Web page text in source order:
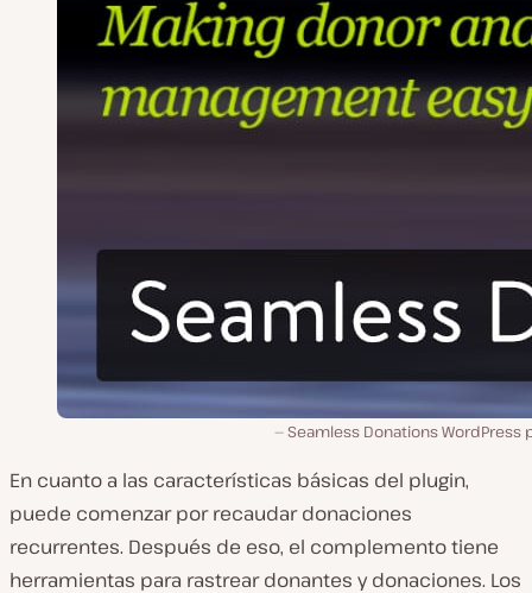
Seamless Donations WordPress
En cuanto a las características básicas del plugin,
puede comenzar por recaudar donaciones
recurrentes. Después de eso, el complemento tiene
herramientas para rastrear donantes y donaciones. Los